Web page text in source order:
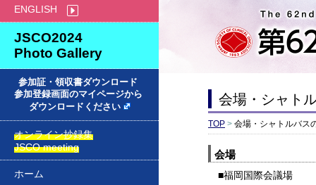
ENGLISH
JSCO2024
Photo Gallery
ホーム
会場・シャト
TOP > 会場・シャトルバス
会場
■福岡国際会議場